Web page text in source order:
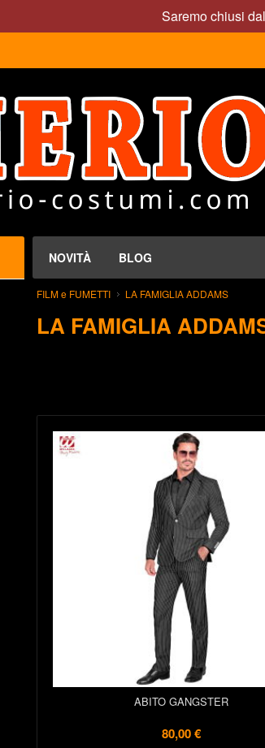
Saremo chiusi
NOVITÀ BLOG
FILM e FUMETTI LA FAMIGLIA ADDAMS
LA FAMIGLIA
ABITO GANGSTER
80,00 €